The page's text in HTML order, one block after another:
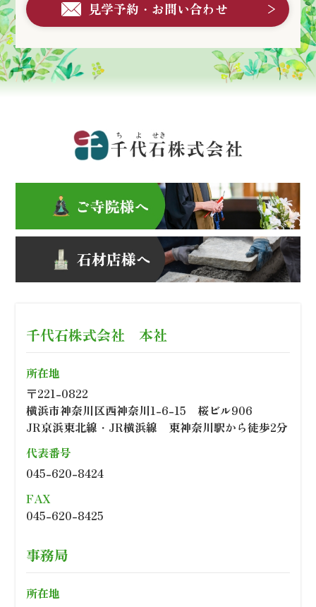
見学予約・お問い合わせ
千代石株式会社 本社
所在地
〒221-0822
横浜市神奈川区西神奈川1-6-15 桜ビル906
JR京浜東北線・JR横浜線 東神奈川駅から徒歩2分
代表番号
045-620-8424
FAX
045-620-8425
事務局
所在地